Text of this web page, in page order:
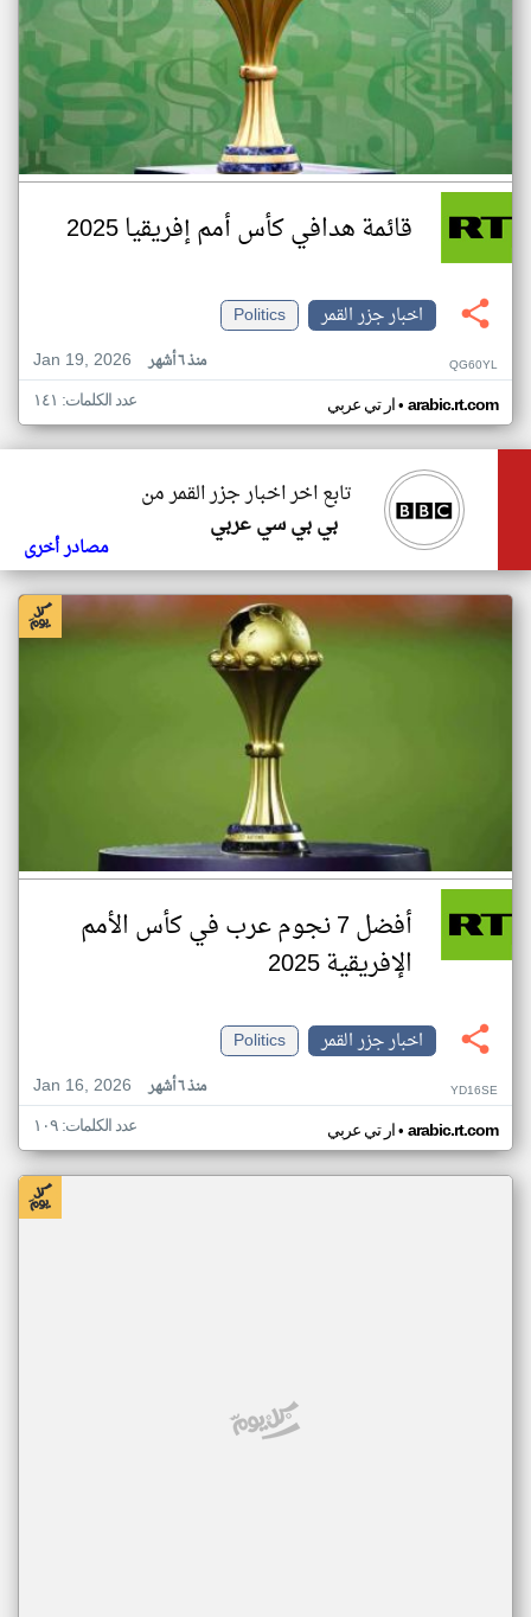
قائمة هدافي كأس أمم إفريقيا 2025
اخبار جزر القمر
Politics
Jan 19, 2026
منذ ٦ أشهر QG60YL
ار تي عربي• arabic.rt.com عدد الكلمات: ١٤١
تابع اخر اخبار جزر القمر من
بي بي سي عربي
مصادر أخرى
أفضل 7 نجوم عرب في كأس الأمم
الإفريقية 2025
اخبار جزر القمر
Politics
Jan 16, 2026
منذ ٦ أشهر YD16SE
ار تي عربي• arabic.rt.com عدد الكلمات: ١٠٩